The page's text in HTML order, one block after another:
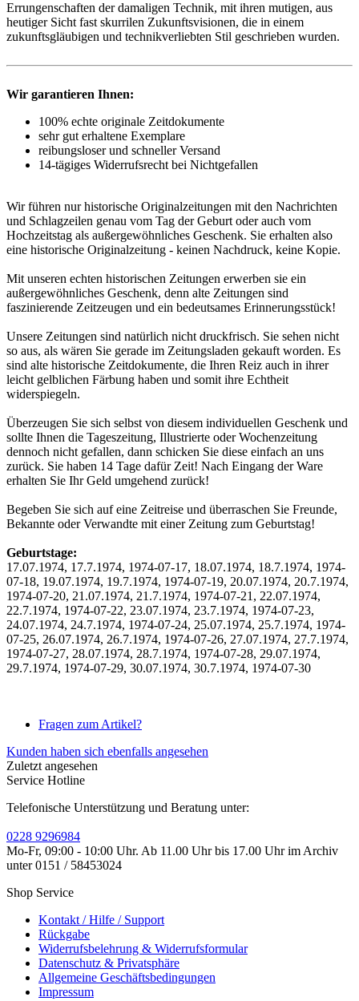
Errungenschaften der damaligen Technik, mit ihren mutigen, aus
heutiger Sicht fast skurrilen Zukunftsvisionen, die in einem
zukunftsgläubigen und technikverliebten Stil geschrieben wurden.
Wir garantieren Ihnen:
100% echte originale Zeitdokumente
sehr gut erhaltene Exemplare
reibungsloser und schneller Versand
14-tägiges Widerrufsrecht bei Nichtgefallen
Wir führen nur historische Originalzeitungen mit den Nachrichten
und Schlagzeilen genau vom Tag der Geburt oder auch vom
Hochzeitstag als außergewöhnliches Geschenk. Sie erhalten also
eine historische Originalzeitung - keinen Nachdruck, keine Kopie.
Mit unseren echten historischen Zeitungen erwerben sie ein
außergewöhnliches Geschenk, denn alte Zeitungen sind
faszinierende Zeitzeugen und ein bedeutsames Erinnerungsstück!
Unsere Zeitungen sind natürlich nicht druckfrisch. Sie sehen nicht
so aus, als wären Sie gerade im Zeitungsladen gekauft worden. Es
sind alte historische Zeitdokumente, die Ihren Reiz auch in ihrer
leicht gelblichen Färbung haben und somit ihre Echtheit
widerspiegeln.
Überzeugen Sie sich selbst von diesem individuellen Geschenk und
sollte Ihnen die Tageszeitung, Illustrierte oder Wochenzeitung
dennoch nicht gefallen, dann schicken Sie diese einfach an uns
zurück. Sie haben 14 Tage dafür Zeit! Nach Eingang der Ware
erhalten Sie Ihr Geld umgehend zurück!
Begeben Sie sich auf eine Zeitreise und überraschen Sie Freunde,
Bekannte oder Verwandte mit einer Zeitung zum Geburtstag!
Geburtstage:
17.07.1974, 17.7.1974, 1974-07-17, 18.07.1974, 18.7.1974, 1974-
07-18, 19.07.1974, 19.7.1974, 1974-07-19, 20.07.1974, 20.7.1974,
1974-07-20, 21.07.1974, 21.7.1974, 1974-07-21, 22.07.1974,
22.7.1974, 1974-07-22, 23.07.1974, 23.7.1974, 1974-07-23,
24.07.1974, 24.7.1974, 1974-07-24, 25.07.1974, 25.7.1974, 1974-
07-25, 26.07.1974, 26.7.1974, 1974-07-26, 27.07.1974, 27.7.1974,
1974-07-27, 28.07.1974, 28.7.1974, 1974-07-28, 29.07.1974,
29.7.1974, 1974-07-29, 30.07.1974, 30.7.1974, 1974-07-30
Fragen zum Artikel?
Kunden haben sich ebenfalls angesehen
Zuletzt angesehen
Service Hotline
Telefonische Unterstützung und Beratung unter:
0228 9296984
Mo-Fr, 09:00 - 10:00 Uhr. Ab 11.00 Uhr bis 17.00 Uhr im Archiv
unter 0151 / 58453024
Shop Service
Kontakt / Hilfe / Support
Rückgabe
Widerrufsbelehrung & Widerrufsformular
Datenschutz & Privatsphäre
Allgemeine Geschäftsbedingungen
Impressum